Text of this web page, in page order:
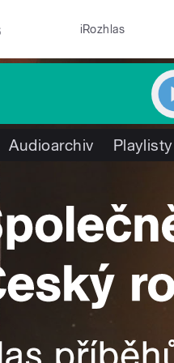
iRozhlas
Audioarchiv Playlisty